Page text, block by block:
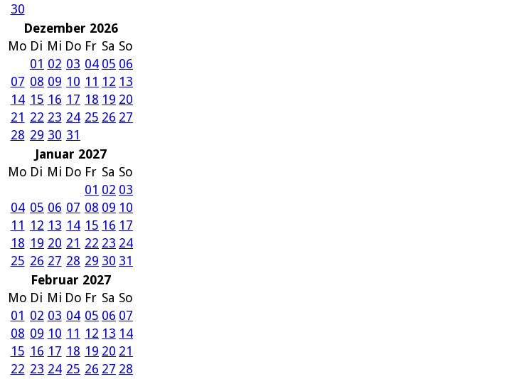
30
Dezember 2026
Mo Di Mi Do Fr Sa So
01 02 03 04 05 06
07 08 09 10 11 12 13
14 15 16 17 18 19 20
21 22 23 24 25 26 27
28 29 30 31
Januar 2027
Mo Di Mi Do Fr Sa So
01 02 03
04 05 06 07 08 09 10
11 12 13 14 15 16 17
18 19 20 21 22 23 24
25 26 27 28 29 30 31
Februar 2027
Mo Di Mi Do Fr Sa So
01 02 03 04 05 06 07
08 09 10 11 12 13 14
15 16 17 18 19 20 21
22 23 24 25 26 27 28